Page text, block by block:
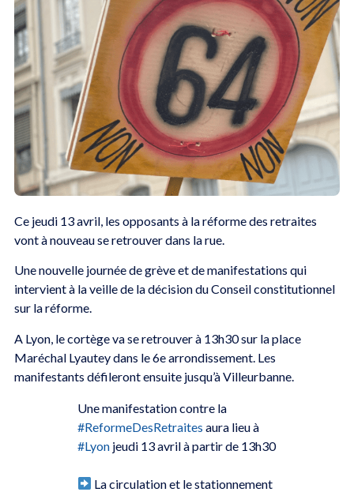
Ce jeudi 13 avril, les opposants à la réforme des retraites
vont à nouveau se retrouver dans la rue.
Une nouvelle journée de grève et de manifestations qui
intervient à la veille de la décision du Conseil constitutionnel
sur la réforme.
A Lyon, le cortège va se retrouver à 13h30 sur la place
Maréchal Lyautey dans le 6e arrondissement. Les
manifestants défileront ensuite jusqu’à Villeurbanne.
Une manifestation contre la
#ReformeDesRetraites aura lieu à
#Lyonjeudi 13 avril à partir de 13h30
La circulation et le stationnement